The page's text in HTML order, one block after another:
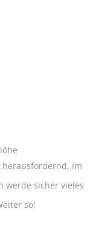
Im
werde sicher vieles
so!